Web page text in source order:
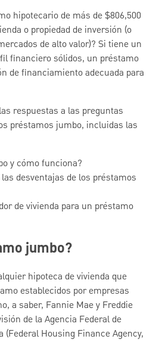
hipotecario de más de $806,500
o propiedad de inversión (o
de alto valor)? Si tiene un
financiero sólidos, un préstamo
de financiamiento adecuada para
respuestas a las preguntas
préstamos jumbo, incluidas las
y cómo funciona?
desventajas de los préstamos
de vivienda para un préstamo
jumbo?
hipoteca de vivienda que
establecidos por empresas
a saber, Fannie Mae y Freddie
de la Agencia Federal de
(Federal Housing Finance Agency,